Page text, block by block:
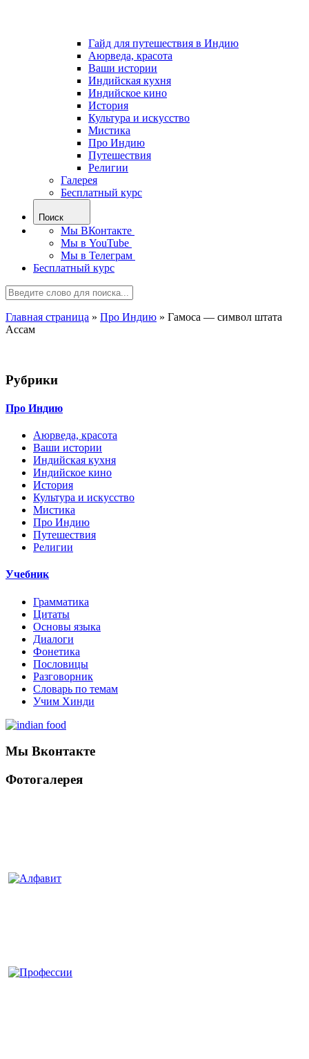
Гайд для путешествия в Индию
Аюрведа, красота
Ваши истории
Индийская кухня
Индийское кино
История
Культура и искусство
Мистика
Про Индию
Путешествия
Религии
Галерея
Бесплатный курс
Поиск
Мы ВКонтакте
Мы в YouTube
Мы в Телеграм
Бесплатный курс
Главная страница » Про Индию » Гамоса — символ штата
Ассам
Рубрики
Про Индию
Аюрведа, красота
Ваши истории
Индийская кухня
Индийское кино
История
Культура и искусство
Мистика
Про Индию
Путешествия
Религии
Учебник
Грамматика
Цитаты
Основы языка
Диалоги
Фонетика
Пословицы
Разговорник
Словарь по темам
Учим Хинди
Мы Вконтакте
Фотогалерея